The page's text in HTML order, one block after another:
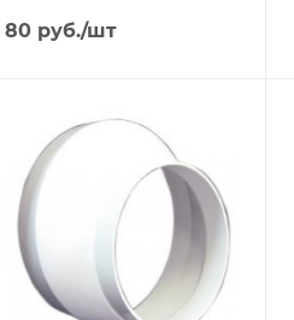
80руб./шт
07.08.2026
В наличии в пункте
самовывоза